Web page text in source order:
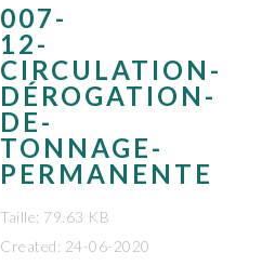
007-
12-
CIRCULATION-
DÉROGATION-
DE-
TONNAGE-
PERMANENTE
Taille: 79.63 KB
Created: 24-06-2020